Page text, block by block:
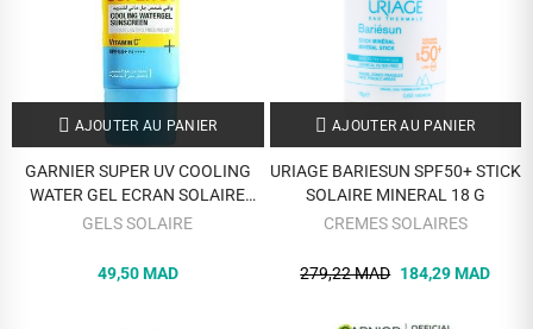
AJOUTER AU PANIER
GARNIER SUPER UV COOLING
WATER GEL ECRAN SOLAIRE
SPF50+ VITAMIN C 30ML
GELS SOLAIRE
49,50 MAD
AJOUTER AU PANIER
URIAGE BARIESUN SPF50+ STICK
SOLAIRE MINERAL 18 G
CREMES SOLAIRES
279,22 MAD 184,29 MAD